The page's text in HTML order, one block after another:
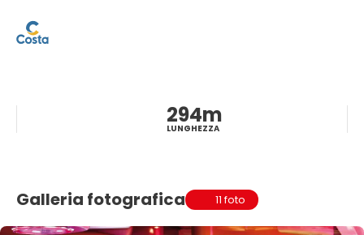
294m
LUNGHEZZA
Galleria fotografica 11 foto